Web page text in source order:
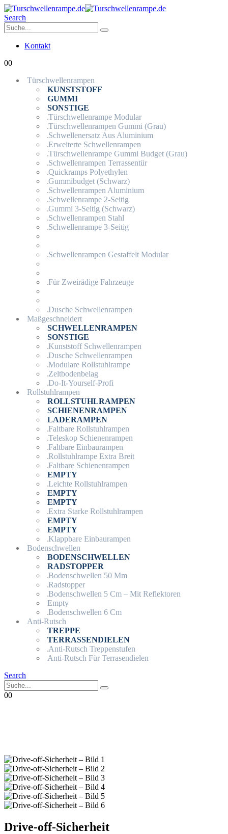
Search
Kontakt
00
Türschwellenrampen
KUNSTSTOFF
GUMMI
SONSTIGE
Türschwellenrampe Modular
Türschwellenrampen Gummi (Grau)
Schwellenersatz Aus Aluminium
Erweiterte Schwellenrampen
Türschwellenrampe Gummi Budget (Grau)
Schwellenrampen Terrassentür
Quickramps Polyethylen
Gummibudget (Schwarz)
Schwellenrampen Aluminium
Schwellenrampe 2-Seitig
Gummi 3-Seitig (Schwarz)
Schwellenrampen Stahl
Schwellenrampe 3-Seitig
Schwellenrampen Gestaffelt Modular
Für Zweirädige Fahrzeuge
Dusche Schwellenrampen
Maßgeschneidert
SCHWELLENRAMPEN
SONSTIGE
Kunststoff Schwellenrampen
Dusche Schwellenrampen
Modulare Rollstuhlrampe
Zeltbodenbelag
Do-It-Yourself-Profi
Rollstuhlrampen
ROLLSTUHLRAMPEN
SCHIENENRAMPEN
LADERAMPEN
Faltbare Rollstuhlrampen
Teleskop Schienenrampen
Faltbare Einbaurampen
Rollstuhlrampe Extra Breit
Faltbare Schienenrampen
EMPTY
Leichte Rollstuhlrampen
EMPTY
EMPTY
Extra Starke Rollstuhlrampen
EMPTY
EMPTY
Klappbare Einbaurampen
Bodenschwellen
BODENSCHWELLEN
RADSTOPPER
Bodenschwellen 50 Mm
Radstopper
Bodenschwellen 5 Cm – Mit Reflektoren
Empty
Bodenschwellen 6 Cm
Anti-Rutsch
TREPPE
TERRASSENDIELEN
Anti-Rutsch Treppenstufen
Anti-Rutsch Für Terrasendielen
Search
00
Drive-off-Sicherheit